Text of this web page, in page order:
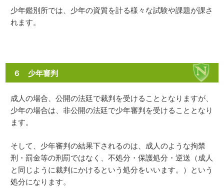
少年鑑別所では、少年の資質を計る様々な試験や課題が課さ
れます。
６ 少年審判
成人の場合、公開の法廷で裁判を受けることとなりますが、
少年の場合は、非公開の法廷で少年審判を受けることとなり
ます。
そして、少年審判の結果下されるのは、成人のような拘禁
刑・罰金等の刑罰ではなく、不処分・保護処分・逆送（成人
と同じように裁判にかけるという処分をいいます。）という
処分になります。